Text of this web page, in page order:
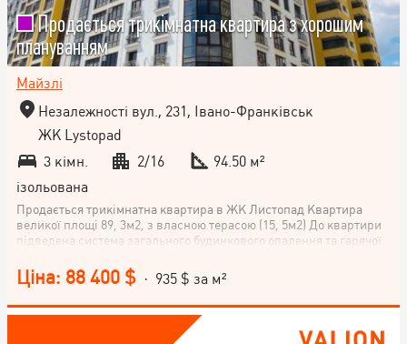
Продається трикімнатна квартира з хорошим
плануванням
Майзлі
Незалежності вул., 231, Івано-Франківськ
ЖК Lystopad
3 кімн.
2/16
94.50 м²
ізольована
Продається трикімнатна квартира в ЖК Листопад Квартира
великої площі 89, 3м2, з власною терасою (15, 5м2) До квартири
підведена система загального будинкового опалення та гарячої
коридорі, санвузлах та спальні системи радіаторного опалення в
кімнатах - влаштована теплозвукоізоляційна стяжка підлоги
-підведені до квартири водопровідні, електричні, каналізаційні
мереж, інтернет та відеодомофон -поштукатурені стіни та
перегородки гіпсовою штукатуркою -оздоблено фасад та
Ціна: 88 400 $ · 935 $ за м²